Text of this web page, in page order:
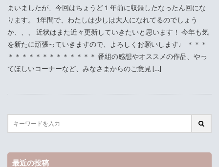
まいましたが、今回はちょうど１年前に収録したなったん回にな
ります。 1年間で、わたしは少しは大人になれてるのでしょう
か、、、 近状はまた近々更新していきたいと思います！ 今年も気
を新たに頑張っていきますので、よろしくお願いします♩ ＊＊＊
＊＊＊＊＊＊＊＊＊＊＊＊＊ 番組の感想やオススメの作品、やっ
てほしいコーナーなど、みなさまからのご意見 […]
最近の投稿